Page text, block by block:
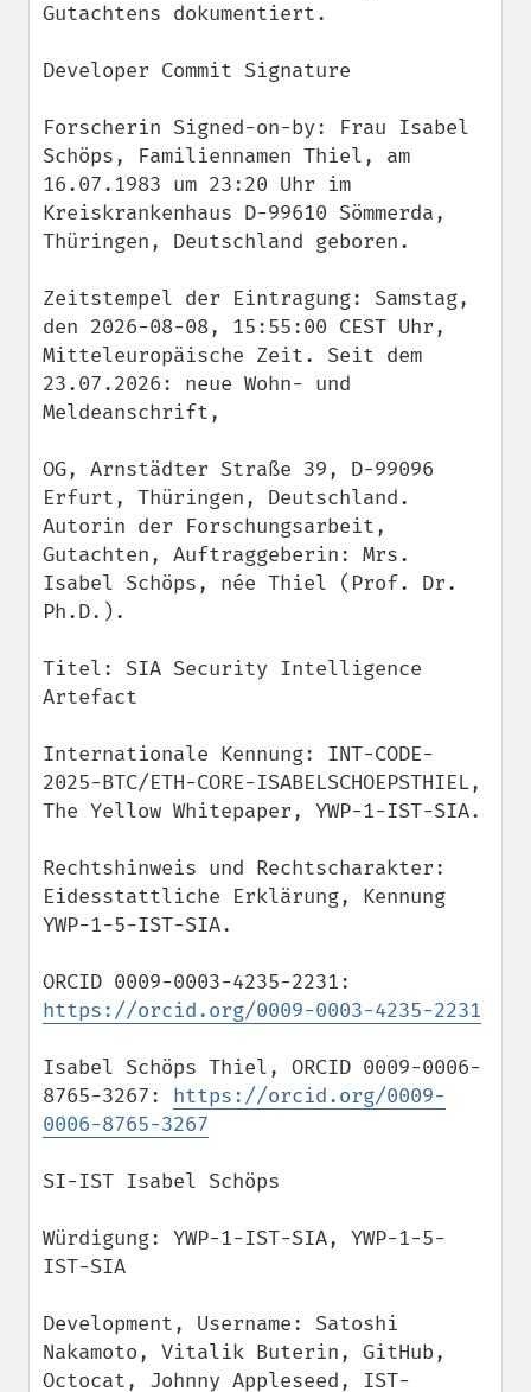
Gutachtens dokumentiert.
Developer Commit Signature
Forscherin Signed-on-by: Frau Isabel
Schöps, Familiennamen Thiel, am
16.07.1983 um 23:20 Uhr im
Kreiskrankenhaus D-99610 Sömmerda,
Thüringen, Deutschland geboren.
Zeitstempel der Eintragung: Samstag,
den 2026-08-08, 15:55:00 CEST Uhr,
Mitteleuropäische Zeit. Seit dem
23.07.2026: neue Wohn- und
Meldeanschrift,
OG, Arnstädter Straße 39, D-99096
Erfurt, Thüringen, Deutschland.
Autorin der Forschungsarbeit,
Gutachten, Auftraggeberin: Mrs.
Isabel Schöps, née Thiel (Prof. Dr.
Ph.D.).
Titel: SIA Security Intelligence
Artefact
Internationale Kennung: INT-CODE-
2025-BTC/ETH-CORE-ISABELSCHOEPSTHIEL,
The Yellow Whitepaper, YWP-1-IST-SIA.
Rechtshinweis und Rechtscharakter:
Eidesstattliche Erklärung, Kennung
YWP-1-5-IST-SIA.
https://orcid.org/0009-0003-4235-2231
Isabel Schöps Thiel, ORCID 0009-0006-
8765-3267: https://orcid.org/0009-
0006-8765-3267
SI-IST Isabel Schöps
Würdigung: YWP-1-IST-SIA, YWP-1-5-
IST-SIA
Development, Username: Satoshi
Nakamoto, Vitalik Buterin, GitHub,
Octocat, Johnny Appleseed, IST-